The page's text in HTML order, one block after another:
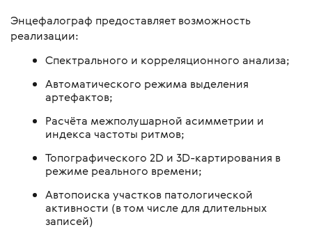
Энцефалограф предоставляет возможность
реализации:
Спектрального и корреляционного анализа;
Автоматического режима выделения
артефактов;
Расчёта межполушарной асимметрии и
индекса частоты ритмов;
Топографического 2D и 3D-картирования в
режиме реального времени;
Автопоиска участков патологической
активности (в том числе для длительных
записей)